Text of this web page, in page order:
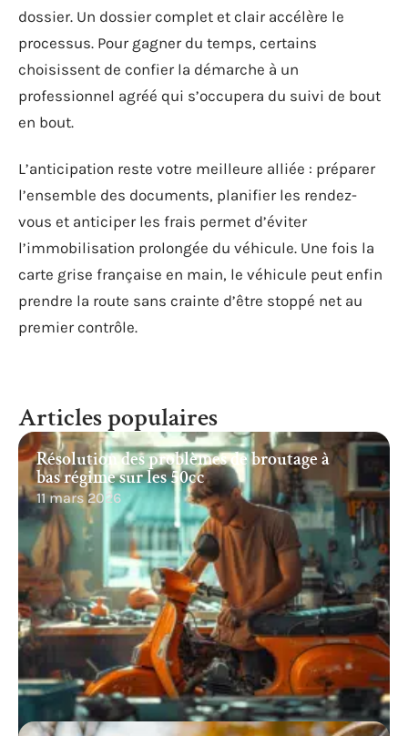
dossier. Un dossier complet et clair accélère le
processus. Pour gagner du temps, certains
choisissent de confier la démarche à un
professionnel agréé qui s’occupera du suivi de bout
en bout.
L’anticipation reste votre meilleure alliée : préparer
l’ensemble des documents, planifier les rendez-
vous et anticiper les frais permet d’éviter
l’immobilisation prolongée du véhicule. Une fois la
carte grise française en main, le véhicule peut enfin
prendre la route sans crainte d’être stoppé net au
premier contrôle.
Articles populaires
Résolution des problèmes de broutage à
bas régime sur les 50cc
11 mars 2026